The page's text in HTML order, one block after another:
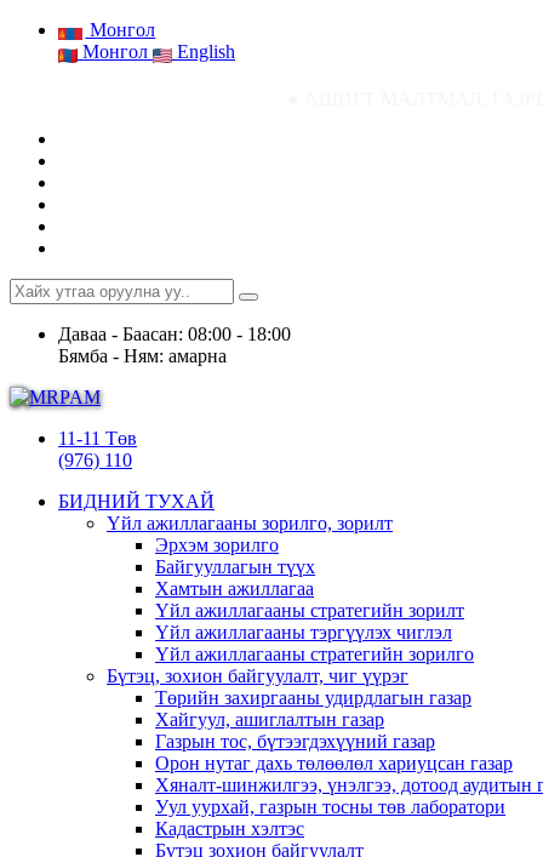
Монгол
Монгол
English
Даваа - Баасан: 08:00 - 18:00
Бямба - Ням: амарна
11-11 Төв
(976) 110
БИДНИЙ ТУХАЙ
Үйл ажиллагааны зорилго, зорилт
Эрхэм зорилго
Байгууллагын түүх
Хамтын ажиллагаа
Үйл ажиллагааны стратегийн зорилт
Үйл ажиллагааны тэргүүлэх чиглэл
Үйл ажиллагааны стратегийн зорилго
Бүтэц, зохион байгуулалт, чиг үүрэг
Төрийн захиргааны удирдлагын газар
Хайгуул, ашиглалтын газар
Газрын тос, бүтээгдэхүүний газар
Орон нутаг дахь төлөөлөл хариуцсан газар
Хяналт-шинжилгээ, үнэлгээ, дотоод аудитын
Уул уурхай, газрын тосны төв лаборатори
Кадастрын хэлтэс
Бүтэц зохион байгуулалт